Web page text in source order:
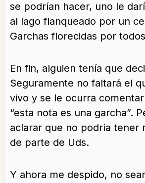
se podrían hacer, uno le
al lago flanqueado por un
Garchas florecidas por
En fin, alguien tenía que
Seguramente no faltará el
vivo y se le ocurra
“esta nota es una garcha”.
aclarar que no podría tener
de parte de Uds.
Y ahora me despido, no